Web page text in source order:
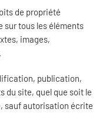
de propriété
sur tous les éléments
images,
publication,
du site, quel que soit le
sauf autorisation écrite